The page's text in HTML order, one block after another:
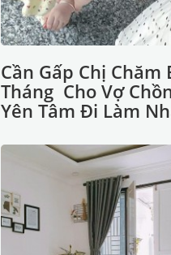
Cần Gấp Chị Chăm
Tháng Cho Vợ
Yên Tâm Đi Làm